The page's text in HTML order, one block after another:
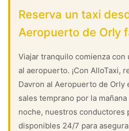
Reserva un taxi
Aeropuerto de Orly
Viajar tranquilo comienza con
al aeropuerto. ¡Con AlloTaxi,
Davron al Aeropuerto de Orly
sales temprano por la
noche, nuestros conductores
disponibles 24/7 para